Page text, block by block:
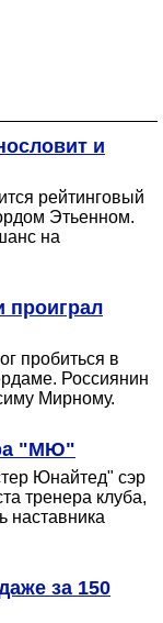
и
рейтинговый
Этьенном.
на
проиграл
пробиться в
Россиянин
Мирному.
"МЮ"
Юнайтед" сэр
тренера клуба,
наставника
за 150